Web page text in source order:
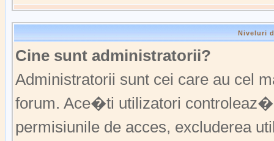
Niveluri
Cine sunt administratorii?
Administratorii sunt cei care au cel
forum. Ace�ti utilizatori
permisiunile de acces, excluderea